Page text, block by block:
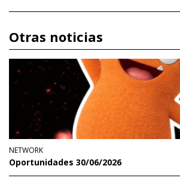
Otras noticias
NETWORK
Oportunidades 30/06/2026